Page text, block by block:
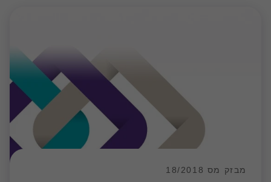
מבזק מס 18/2018